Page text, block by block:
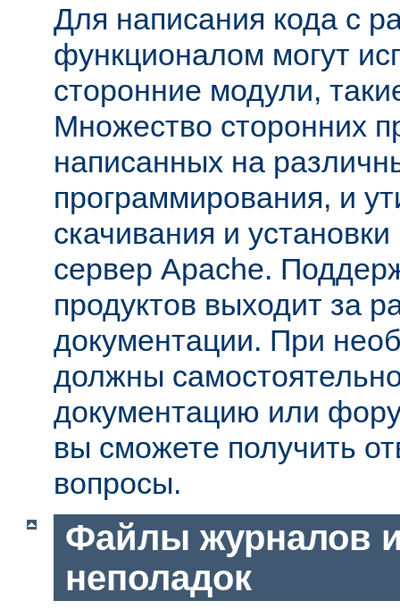
Для написания кода с
функционалом могут
сторонние модули,
Множество сторонних
написанных на
программирования, и
скачивания и
сервер Apache.
продуктов выходит за
документации. При
должны
документацию или
вы сможете получить
вопросы.
Файлы журналов
неполадок